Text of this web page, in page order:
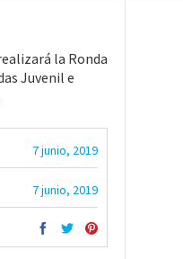
la Ronda
Juvenil e
7 junio, 2019
7 junio, 2019